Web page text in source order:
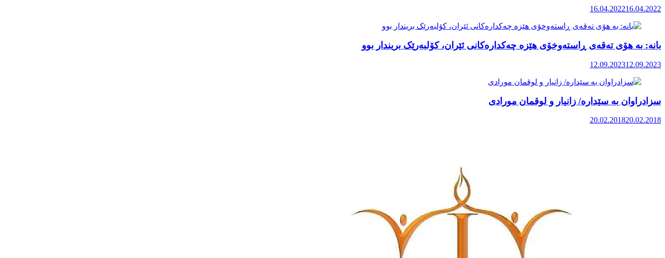
16.04.202216.04.2022
بانە: بە هۆی تەقەی ڕاستەوخۆی هێزە چەکدارەکانی ئێران، کۆلبەرێک بریندار بوو
12.09.202312.09.2023
سزادراوان بە سێدارە/ زانیار و لوقمان مورادی
20.02.201820.02.2018